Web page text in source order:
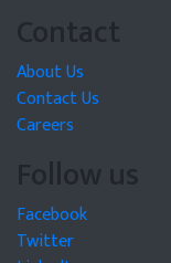
Contact
About Us
Contact Us
Careers
Follow us
Facebook
Twitter